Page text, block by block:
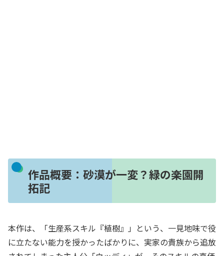
作品概要：砂漠が一変？緑の楽園開
拓記
本作は、「生産系スキル『植樹』」という、一見地味で役
に立たない能力を授かったばかりに、実家の貴族から追放